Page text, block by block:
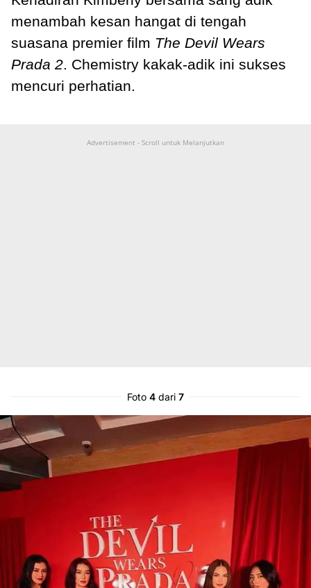
menambah kesan hangat di tengah
suasana premier film The Devil Wears
Prada 2. Chemistry kakak-adik ini sukses
mencuri perhatian.
Advertisement - Scroll untuk Melanjutkan
Foto 4 dari 7